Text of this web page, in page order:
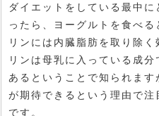
ダイエットをしている最中
ったら、ヨーグルトを食べ
リンには内臓脂肪を取り除
リンは母乳に入っている成
あるということで知られま
が期待できるという理由で
です。